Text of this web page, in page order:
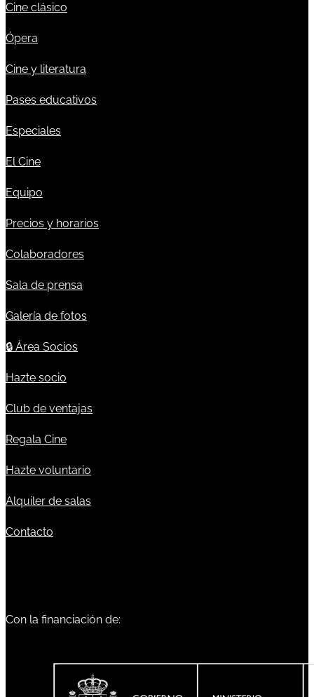
Cine clásico
Ópera
Cine y literatura
Pases educativos
Especiales
El Cine
Equipo
Precios y horarios
Colaboradores
Sala de prensa
Galería de fotos
🔒 Área Socios
Hazte socio
Club de ventajas
Regala Cine
Hazte voluntario
Alquiler de salas
Contacto
Con la financiación de: